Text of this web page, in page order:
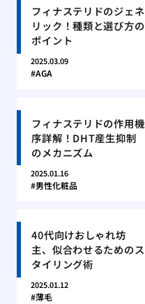
フィナステリドのジェネ
リック！種類と選び方の
ポイント
2025.03.09
AGA
フィナステリドの作用機
序詳解！DHT産生抑制
のメカニズム
2025.01.16
男性化粧品
40代向けおしゃれ坊
主、似合わせるためのス
タイリング術
2025.01.12
薄毛